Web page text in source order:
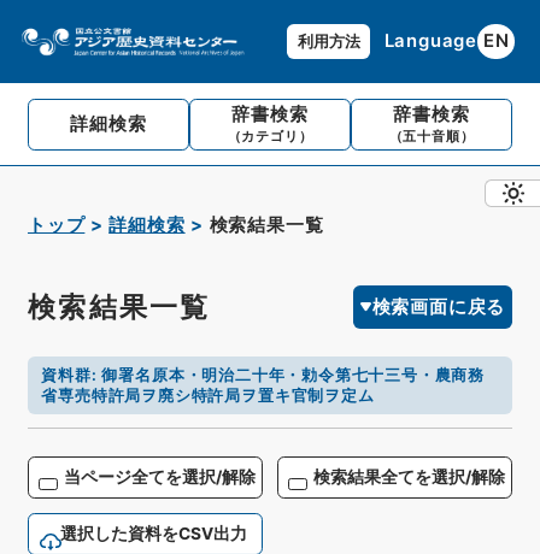
利用方法 Language EN
詳細検索 辞書検索
（カテゴリ）
辞書検索
（五十音順）
トップ 詳細検索 検索結果一覧
検索結果一覧 検索画面に戻る
資料群:御署名原本・明治二十年・勅令第七十三号・農商務
省専売特許局ヲ廃シ特許局ヲ置キ官制ヲ定ム
当ページ全てを選択/解除 検索結果全てを選択/解除
選択した資料をCSV出力